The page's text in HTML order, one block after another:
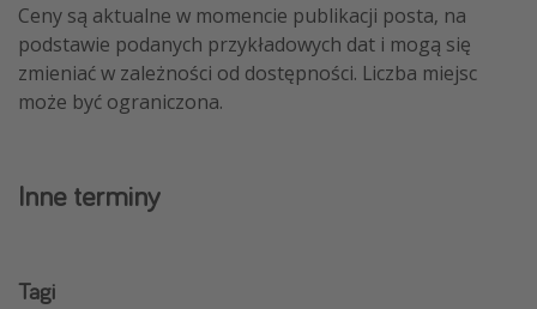
Ceny są aktualne w momencie publikacji posta, na
podstawie podanych przykładowych dat i mogą się
zmieniać w zależności od dostępności. Liczba miejsc
może być ograniczona.
Inne terminy
Tagi